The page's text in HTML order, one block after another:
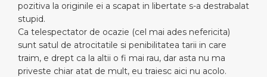
pozitiva la originile ei a scapat in libertate s-a destrabalat
stupid.
Ca telespectator de ocazie (cel mai ades nefericita)
sunt satul de atrocitatile si penibilitatea tarii in care
traim, e drept ca la altii o fi mai rau, dar asta nu ma
priveste chiar atat de mult, eu traiesc aici nu acolo.